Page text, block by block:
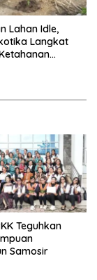
Lahan Idle,
Langkat
Teguhkan
Samosir